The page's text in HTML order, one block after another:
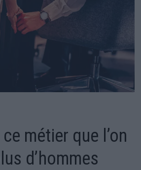
ce métier que l’on
d’hommes